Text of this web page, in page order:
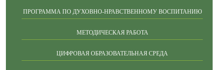
ПРОГРАММА ПО ДУХОВНО-НРАВСТВЕННОМУ ВОСПИТАНИЮ
МЕТОДИЧЕСКАЯ РАБОТА
ЦИФРОВАЯ ОБРАЗОВАТЕЛЬНАЯ СРЕДА